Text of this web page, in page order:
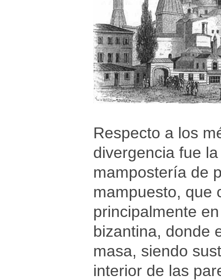
Respecto a los
divergencia fue
mampostería de
mampuesto, que
principalmente
bizantina, donde
masa, siendo
interior de las